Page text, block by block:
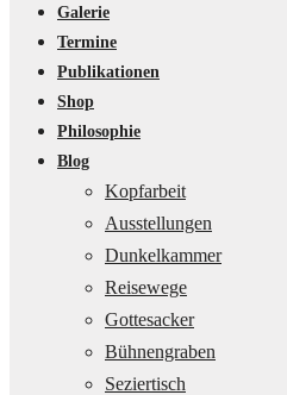
Galerie
Termine
Publikationen
Shop
Philosophie
Blog
Kopfarbeit
Ausstellungen
Dunkelkammer
Reisewege
Gottesacker
Bühnengraben
Seziertisch